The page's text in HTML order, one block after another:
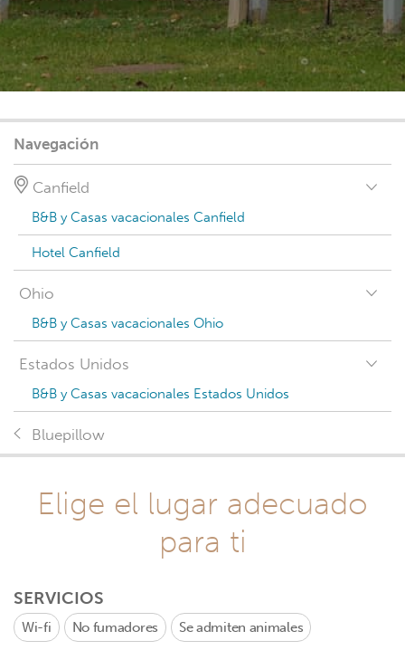
Navegación
Canfield
B&B y Casas vacacionales Canfield
Hotel Canfield
Ohio
B&B y Casas vacacionales Ohio
Estados Unidos
B&B y Casas vacacionales Estados Unidos
Bluepillow
Elige el lugar adecuado
para ti
SERVICIOS
Wi-fi No fumadores Se admiten animales